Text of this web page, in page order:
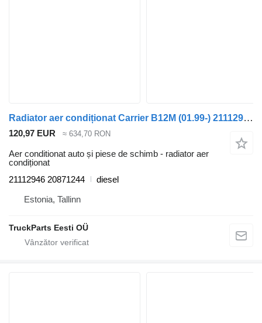
Radiator aer condiționat Carrier B12M (01.99-) 21112946 pentru autobuz Volvo B6, B7, B9, B10, B12 bus (1978-2011)
120,97 EUR ≈ 634,70 RON
Aer conditionat auto și piese de schimb - radiator aer
condiționat
21112946 20871244
diesel
Estonia, Tallinn
TruckParts Eesti OÜ